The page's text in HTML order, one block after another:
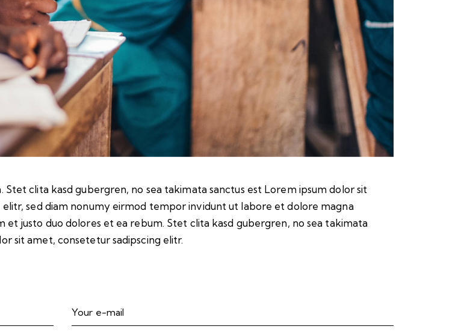
clita kasd gubergren, no sea takimata sanctus est Lorem ipsum dolor sit
sed diam nonumy eirmod tempor invidunt ut labore et dolore magna
et justo duo dolores et ea rebum. Stet clita kasd gubergren, no sea takimata
sit amet, consetetur sadipscing elitr.